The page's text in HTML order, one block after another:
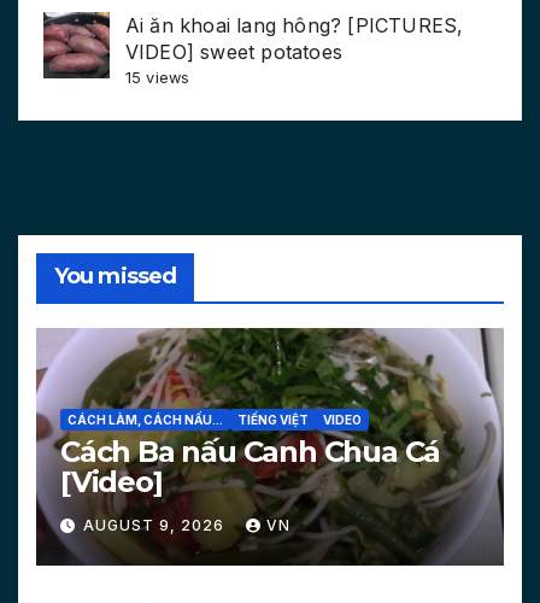
Ai ăn khoai lang hông? [PICTURES,
VIDEO] sweet potatoes
15 views
You missed
CÁCH LÀM, CÁCH NẤU... TIẾNG VIỆT VIDEO
Cách Ba nấu Canh Chua Cá
[Video]
AUGUST 9, 2026 VN